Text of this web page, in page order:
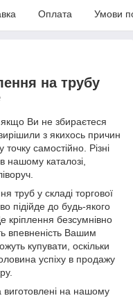
Оплата Умови
на трубу
якщо Ви не збираєтеся
з якихось причин
самостійно. Різні
нашому каталозі,
труб у складі торгової
підійде до будь-якого
кріплення безсумнівно
впевненість Вашим
купувати, оскільки
успіху в продажу
виготовлені на нашому